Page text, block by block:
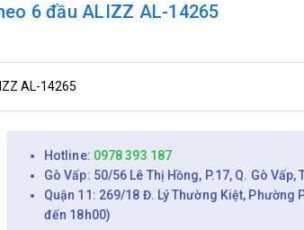
6 đầu ALIZZ AL-14265
AL-14265
Hotline: 0978 393 187
Gò Vấp: 50/56 Lê Thị Hồng, P.17, Q. Gò Vấp,
Quận 11: 269/18 Đ. Lý Thường Kiệt, Phường
đến 18h00)